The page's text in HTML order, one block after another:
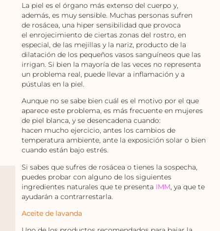
La piel es el órgano más extenso del cuerpo y,
además, es muy sensible. Muchas personas sufren
de rosácea, una hiper sensibilidad que provoca
el enrojecimiento de ciertas zonas del rostro, en
especial, de las mejillas y la nariz, producto de la
dilatación de los pequeños vasos sanguíneos que las
irrigan. Si bien la mayoría de las veces no representa
un problema real, puede llevar a inflamación y a
pústulas en la piel.
Aunque no se sabe bien cuál es el motivo por el que
aparece este problema, es más frecuente en mujeres
de piel blanca, y se desencadena cuando:
hacen mucho ejercicio, antes los cambios de
temperatura ambiente, ante la exposición solar o bien
cuando están bajo estrés.
Si sabes que sufres de rosácea o tienes la sospecha,
puedes probar con alguno de los siguientes
ingredientes naturales que te presenta IMM , ya que te
ayudarán a contrarrestarla.
Aceite de lavanda